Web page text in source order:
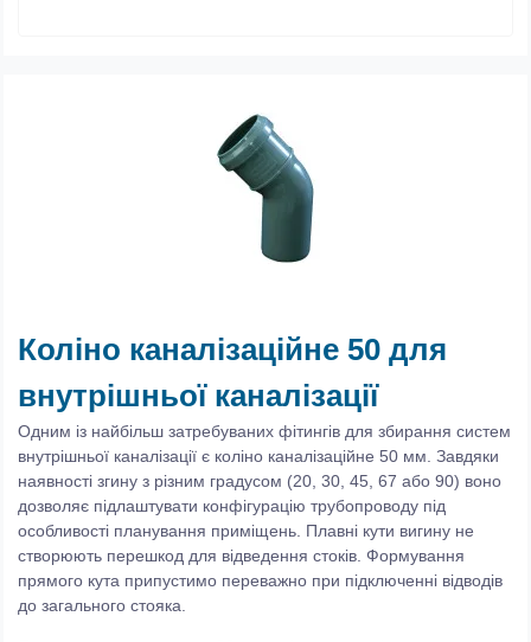
Коліно каналізаційне 50 для
внутрішньої каналізації
Одним із найбільш затребуваних фітингів для збирання систем
внутрішньої каналізації є коліно каналізаційне 50 мм. Завдяки
наявності згину з різним градусом (20, 30, 45, 67 або 90) воно
дозволяє підлаштувати конфігурацію трубопроводу під
особливості планування приміщень. Плавні кути вигину не
створюють перешкод для відведення стоків. Формування
прямого кута припустимо переважно при підключенні відводів
до загального стояка.